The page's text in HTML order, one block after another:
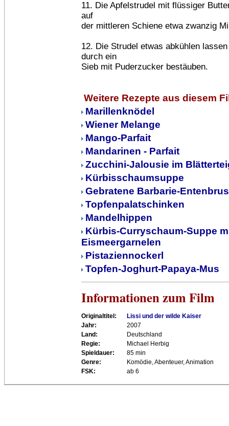
11. Die Apfelstrudel mit flüssiger
auf
der mittleren Schiene etwa zwanzig
12. Die Strudel etwas abkühlen
durch ein
Sieb mit Puderzucker bestäuben.
Weitere Rezepte aus diesem
Marillenknödel
Wiener Melange
Mango-Parfait
Mandarinen - Parfait
Zucchini-Jalousie im
Kürbisschaumsuppe
Gebratene Barbarie-
Topfenpalatschinken
Mandelhippen
Kürbis-Curryschaum-Suppe
Eismeergarnelen
Pistaziennockerl
Topfen-Joghurt-Papaya-Mus
Informationen zum Film
Originaltitel:
Lissi und der wilde Kaiser
Jahr:
2007
Land:
Deutschland
Regie:
Michael Herbig
Spieldauer:
85 min
Genre:
Komödie, Abenteuer, Animation
FSK:
ab 6